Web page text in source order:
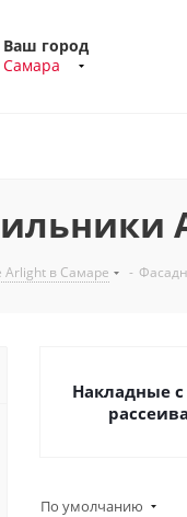
Ваш город
Самара
в Самаре -
Накладные
По умолчанию